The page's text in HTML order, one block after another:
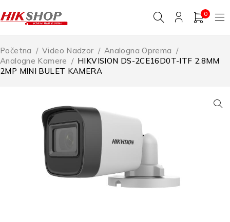
0
Početna / Video Nadzor / Analogna Oprema /
Analogne Kamere / HIKVISION DS-2CE16D0T-ITF 2.8MM
2MP MINI BULET KAMERA